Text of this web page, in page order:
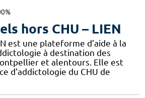
hors CHU – LIEN
est une plateforme d’aide à la
à destination des
et alentours. Elle est
d’addictologie du CHU de